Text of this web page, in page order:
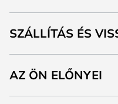
SZÁLLÍTÁS ÉS
AZ ÖN ELŐNYEI